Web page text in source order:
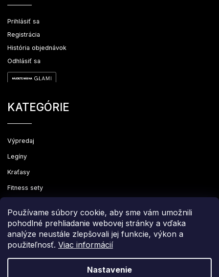
Používame súbory cookie, aby sme vám umožnili
pohodlné prehliadanie webovej stránky a vďaka
analýze neustále zlepšovali jej funkcie, výkon a
použiteľnosť. Viac informácií
Nastavenie
Prihlásiť sa
Registrácia
História objednávok
Odhlásiť sa
KATEGÓRIE
Výpredaj
Legíny
Kraťasy
Fitness sety